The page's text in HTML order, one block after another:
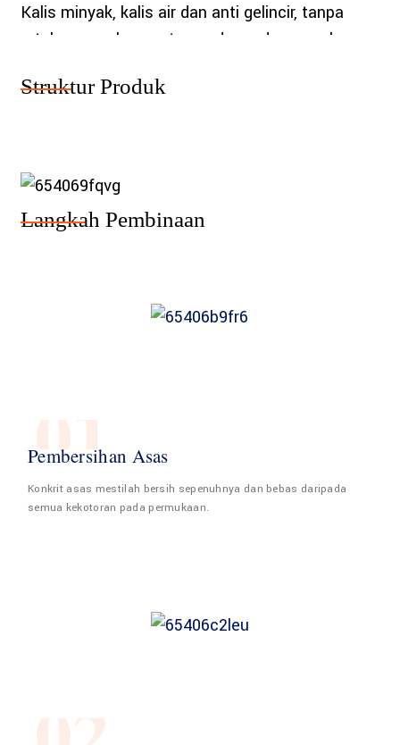
Kalis minyak, kalis air dan anti gelincir, tanpa
retak, mengelupas atau pudar pada permukaan.
Struktur Produk
Langkah Pembinaan
01
Pembersihan Asas
Konkrit asas mestilah bersih sepenuhnya dan bebas daripada
semua kekotoran pada permukaan.